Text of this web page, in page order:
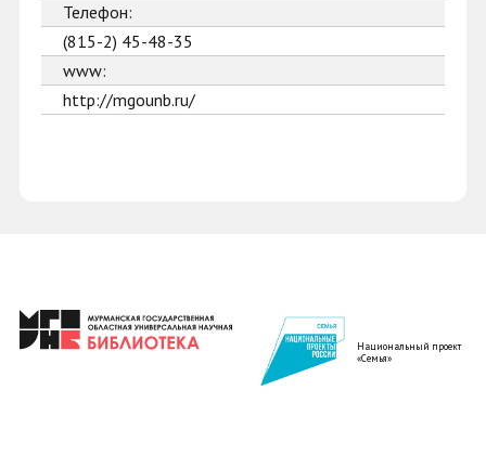
Телефон:
(815-2) 45-48-35
www:
http://mgounb.ru/
Национальный проект
«Семья»